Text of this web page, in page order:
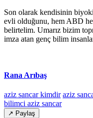
Son olarak kendisinin
evli olduğunu, hem ABD
belirtelim. Umarız bizim
imza atan genç bilim
Rana Arıbaş
aziz sancar kimdir aziz
bilimci aziz sancar
↗ Paylaş